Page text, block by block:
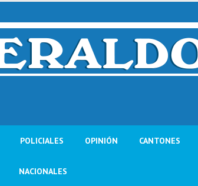
POLICIALES OPINIÓN CANTONES
NACIONALES